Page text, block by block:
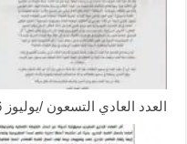
العدد العادي التسعون /يوليوز 2026